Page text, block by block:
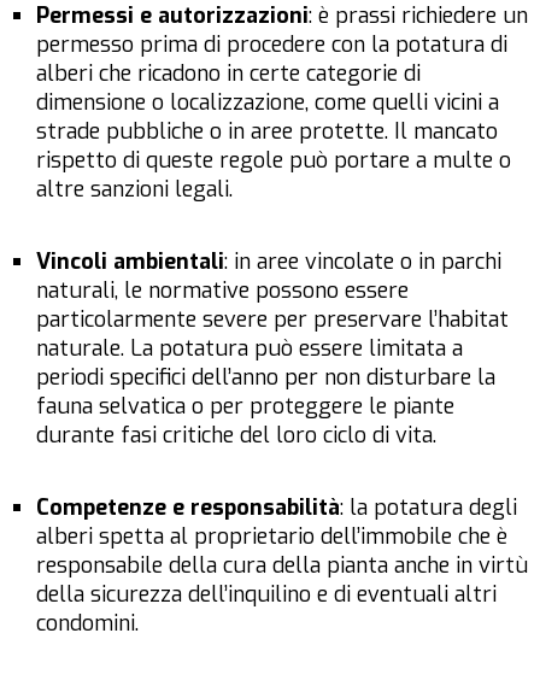
Permessi e autorizzazioni: è prassi richiedere un
permesso prima di procedere con la potatura di
alberi che ricadono in certe categorie di
dimensione o localizzazione, come quelli vicini a
strade pubbliche o in aree protette. Il mancato
rispetto di queste regole può portare a multe o
altre sanzioni legali.
Vincoli ambientali: in aree vincolate o in parchi
naturali, le normative possono essere
particolarmente severe per preservare l’habitat
naturale. La potatura può essere limitata a
periodi specifici dell’anno per non disturbare la
fauna selvatica o per proteggere le piante
durante fasi critiche del loro ciclo di vita.
Competenze e responsabilità: la potatura degli
alberi spetta al proprietario dell’immobile che è
responsabile della cura della pianta anche in virtù
della sicurezza dell’inquilino e di eventuali altri
condomini.